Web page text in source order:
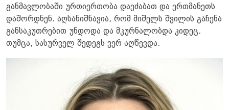
განმავლობაში ურთიერთობა დაეძაბათ და ერთმანეთს
დაშორდნენ. აღსანიშნავია, რომ მიშელს შვილის გაჩენა
განსაკუთრებით უნდოდა და მკურნალობდა კიდეც.
თუმცა, სასურველ შედეგს ვერ აღწევდა.